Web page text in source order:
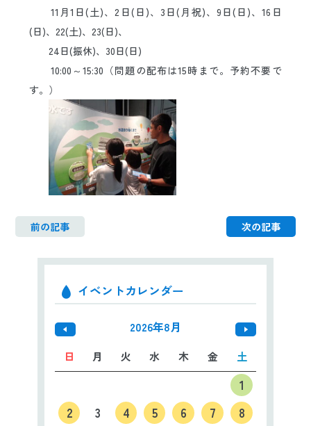
11月1日(土)、2日(日)、3日(月祝)、9日(日)、16日
(日)、22(土)、23(日)、
24日(振休)、30日(日)
10:00～15:30（問題の配布は15時まで。予約不要で
す。）
前の記事 次の記事
イベントカレンダー
2026年8月
日 月 火 水 木 金 土
1
2
3 4 5 6 7
8